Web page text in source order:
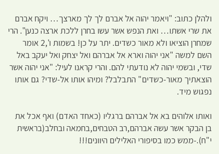
ולהלן כתוב: "ויאמר יהוה אל אברם לך לך מארצך… ויקח אברם
את שרי אשתו… ואת הנפש אשר עשו בחרן ללכת ארצה כנען". הרי
שמחרן הוציאו ולא מאור כשדים. יתר על כן! בשמות ו',2 אומר
השם למשה "אני יהוה וארא אל אברהם ואל יצחק ואל יעקב באל
שדי, ובשמי יהוה לא נודעתי להם. והרי קראנו לעיל: "אני יהוה אשר
הוצאתיך מאור-כשדים" התבלבל? ומיהו אותו אל-שדי? גם אותו
נפגוש מיד.
ואותו אלוהים בא אל אברהם ברגליו (כאחד האדם) ואף אכל את
בן הבקר אשר עשה אברהם,רב הטבחים,בחמאה ובחלב(בראשית
י"ח).-ממש כמו בסיפורי האלילים היוונים!!!